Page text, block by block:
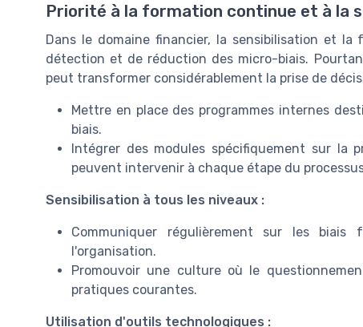
Priorité à la formation continue et à la
Dans le domaine financier, la sensibilisation et
détection et de réduction des micro-biais.
peut transformer considérablement la prise de
Mettre en place des programmes internes
biais.
Intégrer des modules spécifiquement sur la
peuvent intervenir à chaque étape du
Sensibilisation à tous les niveaux :
Communiquer régulièrement sur les
l'organisation.
Promouvoir une culture où le
pratiques courantes.
Utilisation d'outils technologiques :